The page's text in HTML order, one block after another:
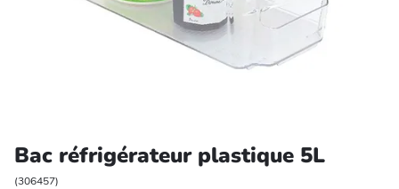
Entretien et rangement
Bricolage et auto
Bac réfrigérateur plastique 5L
(306457)